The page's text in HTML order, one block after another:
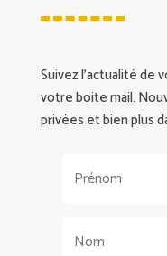
Suivez l’actualité de
votre boite mail.
privées et bien plus